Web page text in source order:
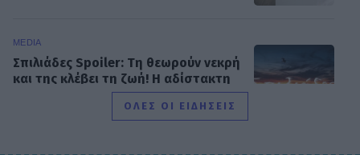
MEDIA
Σπιλιάδες Spoiler: Τη θεωρούν νεκρή
και της κλέβει τη ζωή! Η αδίστακτη
προδοσία της κολλητής της
ΟΛΕΣ ΟΙ ΕΙΔΗΣΕΙΣ